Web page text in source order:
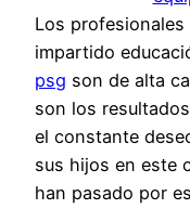
Los
impartido
psg son de alta
son los
el constante
sus hijos en este
han pasado por